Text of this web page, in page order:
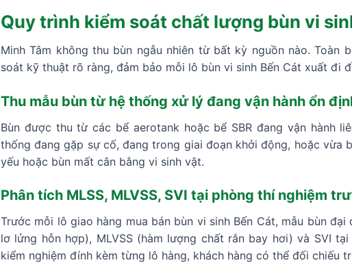
Quy trình kiểm soát chất lượng bùn vi
Minh Tâm không thu bùn ngẫu nhiên từ bất kỳ nguồn nào.
soát kỹ thuật rõ ràng, đảm bảo mỗi lô bùn vi sinh Bến Cát xuất đi
Thu mẫu bùn từ hệ thống xử lý đang vận hành ổn
Bùn được thu từ các bể aerotank hoặc bể SBR đang vận hành
thống đang gặp sự cố, đang trong giai đoạn khởi động, hoặc vừa
yếu hoặc bùn mất cân bằng vi sinh vật.
Phân tích MLSS, MLVSS, SVI tại phòng thí nghiệm
Trước mỗi lô giao hàng mua bán bùn vi sinh Bến Cát, mẫu bùn
lơ lửng hỗn hợp), MLVSS (hàm lượng chất rắn bay hơi) và SVI
kiểm nghiệm đính kèm từng lô hàng, khách hàng có thể đối chiếu